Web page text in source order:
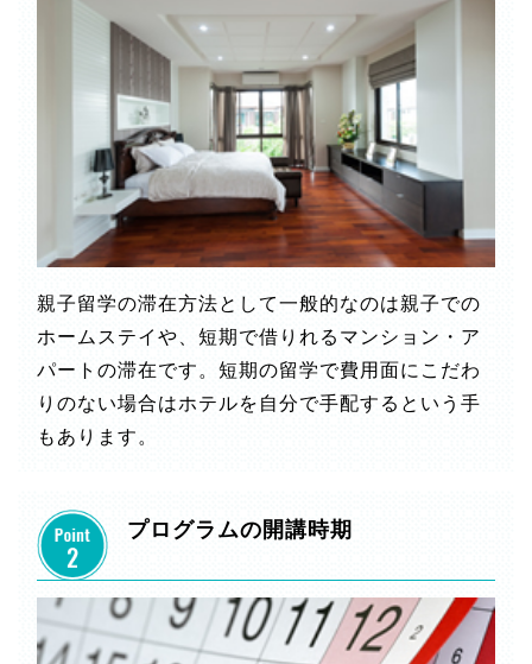
親子留学の滞在方法として一般的なのは親子での
ホームステイや、短期で借りれるマンション・ア
パートの滞在です。短期の留学で費用面にこだわ
りのない場合はホテルを自分で手配するという手
もあります。
プログラムの開講時期